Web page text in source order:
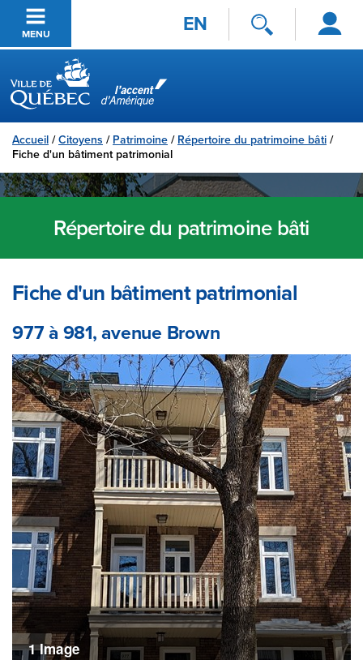
Passer au contenu principal
MENU EN
Se
connecter
Ville de Québec
Accueil /Citoyens / Patrimoine / Répertoire du patrimoine bâti /
Fiche d'un bâtiment patrimonial
Répertoire du patrimoine bâti
Fiche d'un bâtiment patrimonial
977 à 981, avenue Brown
1 Image